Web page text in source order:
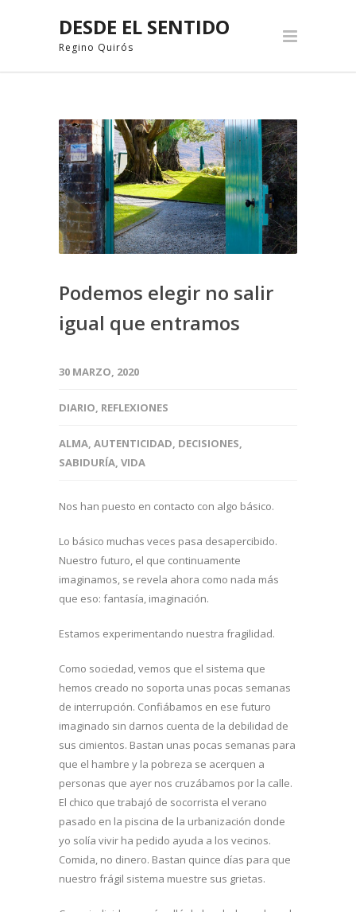
DESDE EL SENTIDO
Regino Quirós
Podemos elegir no salir
igual que entramos
30 MARZO, 2020
DIARIO, REFLEXIONES
ALMA, AUTENTICIDAD, DECISIONES,
SABIDURÍA, VIDA
Nos han puesto en contacto con algo básico.
Lo básico muchas veces pasa desapercibido.
Nuestro futuro, el que continuamente
imaginamos, se revela ahora como nada más
que eso: fantasía, imaginación.
Estamos experimentando nuestra fragilidad.
Como sociedad, vemos que el sistema que
hemos creado no soporta unas pocas semanas
de interrupción. Confiábamos en ese futuro
imaginado sin darnos cuenta de la debilidad de
sus cimientos. Bastan unas pocas semanas para
que el hambre y la pobreza se acerquen a
personas que ayer nos cruzábamos por la calle.
El chico que trabajó de socorrista el verano
pasado en la piscina de la urbanización donde
yo solía vivir ha pedido ayuda a los vecinos.
Comida, no dinero. Bastan quince días para que
nuestro frágil sistema muestre sus grietas.